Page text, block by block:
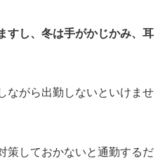
すし、冬は手がかじかみ、耳
ながら出勤しないといけませ
策しておかないと通勤するだ